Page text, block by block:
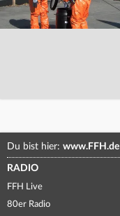
Du bist hier: www.FFH.de
RADIO
FFH Live
80er Radio